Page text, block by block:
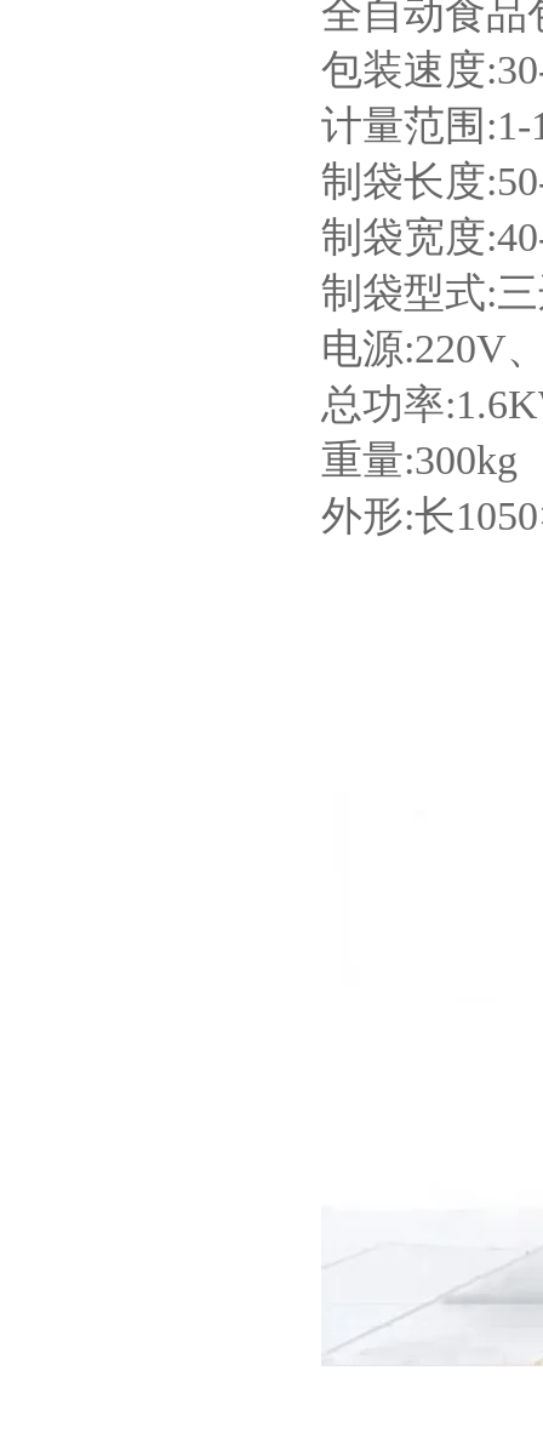
全自动食品
包装速度
计量范围:1-
制袋长度
制袋宽度
制袋型式:
电源:220V
总功率
重量:300kg
外形:长